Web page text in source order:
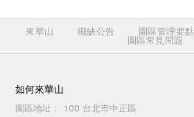
來華山 職缺公告 園區管理要點
園區常見問題
如何來華山
園區地址：
100 台北市中正區